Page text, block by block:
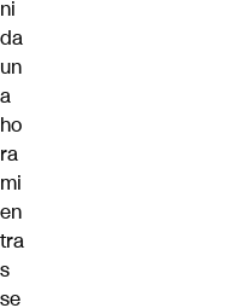
ni
da
un
a
ho
ra
mi
en
tra
s
se